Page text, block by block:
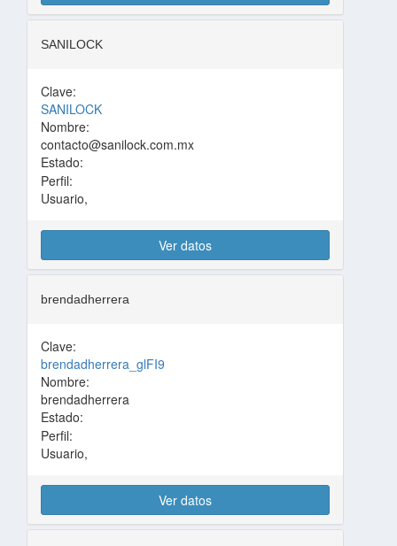
SANILOCK
Clave:
SANILOCK
Nombre:
contacto@sanilock.com.mx
Estado:
Perfil:
Usuario,
Ver datos
brendadherrera
Clave:
brendadherrera_glFI9
Nombre:
brendadherrera
Estado:
Perfil:
Usuario,
Ver datos